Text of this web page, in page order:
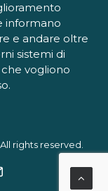
informano
e andare oltre
sistemi di
vogliono
rights reserved.